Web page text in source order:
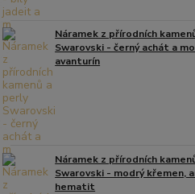
Náramek z přírodních
Swarovski - černý achát a
avanturín
Náramek z přírodních
Swarovski - modrý křemen,
hematit